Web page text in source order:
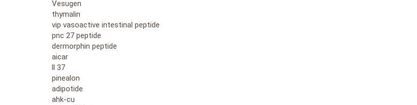
Vesugen
thymalin
vip vasoactive intestinal peptide
pnc 27 peptide
dermorphin peptide
aicar
ll 37
pinealon
adipotide
ahk-cu